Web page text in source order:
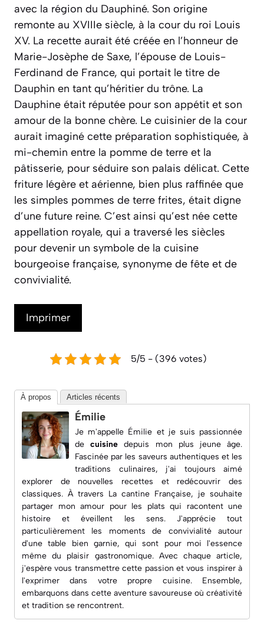
avec la région du Dauphiné. Son origine
remonte au XVIIIe siècle, à la cour du roi Louis
XV. La recette aurait été créée en l’honneur de
Marie-Josèphe de Saxe, l’épouse de Louis-
Ferdinand de France, qui portait le titre de
Dauphin en tant qu’héritier du trône. La
Dauphine était réputée pour son appétit et son
amour de la bonne chère. Le cuisinier de la cour
aurait imaginé cette préparation sophistiquée, à
mi-chemin entre la pomme de terre et la
pâtisserie, pour séduire son palais délicat. Cette
friture légère et aérienne, bien plus raffinée que
les simples pommes de terre frites, était digne
d’une future reine. C’est ainsi qu’est née cette
appellation royale, qui a traversé les siècles
pour devenir un symbole de la cuisine
bourgeoise française, synonyme de fête et de
convivialité.
Imprimer
5/5 - (396 votes)
À propos Articles récents
Émilie
Je m'appelle Émilie et je suis passionnée
decuisine depuis mon plus jeune âge.
Fascinée par les saveurs authentiques et les
traditions culinaires, j'ai toujours aimé
explorer de nouvelles recettes et redécouvrir des
classiques. À travers La cantine Française, je souhaite
partager mon amour pour les plats qui racontent une
histoire et éveillent les sens. J'apprécie tout
particulièrement les moments de convivialité autour
d'une table bien garnie, qui sont pour moi l'essence
même du plaisir gastronomique. Avec chaque article,
j'espère vous transmettre cette passion et vous inspirer à
l'exprimer dans votre propre cuisine. Ensemble,
embarquons dans cette aventure savoureuse où créativité
et tradition se rencontrent.